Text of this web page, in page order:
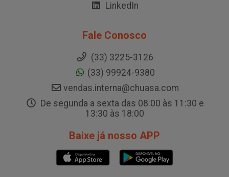
LinkedIn
Fale Conosco
(33) 3225-3126
(33) 99924-9380
vendas.interna@chuasa.com
De segunda a sexta das 08:00 às 11:30 e
13:30 às 18:00
Baixe já nosso APP